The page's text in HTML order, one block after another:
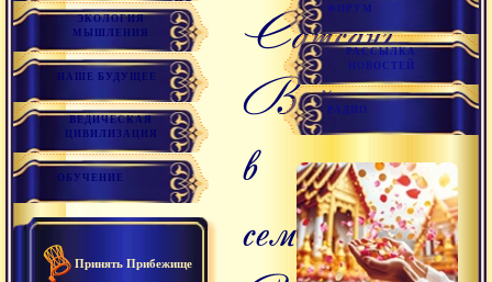
ЭКОЛОГИЯ
МЫШЛЕНИЯ
НАШЕ БУДУЩЕЕ
ВЕДИЧЕСКАЯ
ЦИВИЛИЗАЦИЯ
ОБУЧЕНИЕ
Принять Прибежище
Сатсанг
Войти
в
семью
ФОРУМ
РАССЫЛКА
НОВОСТЕЙ
РАДИО